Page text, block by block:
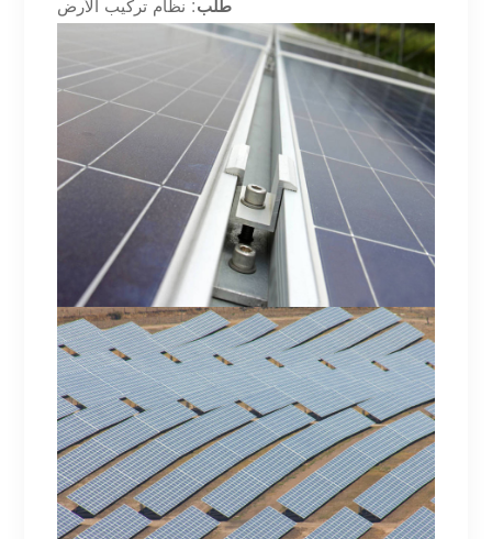
طلب: نظام تركيب الأرض